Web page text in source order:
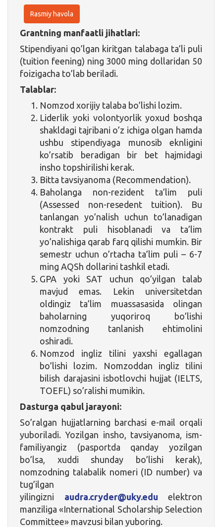
Rasmiy havola
Grantning manfaatli jihatlari:
Stipendiyani qo’lgan kiritgan talabaga ta’li puli
(tuition feening) ning 3000 ming dollaridan 50
foizigacha to’lab beriladi.
Talablar:
Nomzod xorijiy talaba bo’lishi lozim.
Liderlik yoki volontyorlik yoxud boshqa
shakldagi tajribani o’z ichiga olgan hamda
ushbu stipendiyaga munosib eknligini
ko’rsatib beradigan bir bet hajmidagi
insho topshirilishi kerak.
Bitta tavsiyanoma (Recommendation).
Baholanga non-rezident ta’lim puli
(Assessed non-resedent tuition). Bu
tanlangan yo’nalish uchun to’lanadigan
kontrakt puli hisoblanadi va ta’lim
yo’nalishiga qarab farq qilishi mumkin. Bir
semestr uchun o’rtacha ta’lim puli – 6-7
ming AQSh dollarini tashkil etadi.
GPA yoki SAT uchun qo’yilgan talab
mavjud emas. Lekin universitetdan
oldingiz ta’lim muassasasida olingan
baholarning yuqoriroq bo’lishi
nomzodning tanlanish ehtimolini
oshiradi.
Nomzod ingliz tilini yaxshi egallagan
bo’lishi lozim. Nomzoddan ingliz tilini
bilish darajasini isbotlovchi hujjat (IELTS,
TOEFL) so’ralishi mumikin.
Dasturga qabul jarayoni:
So’ralgan hujjatlarning barchasi e-mail orqali
yuboriladi. Yozilgan insho, tavsiyanoma, ism-
familiyangiz (pasportda qanday yozilgan
bo’lsa, xuddi shunday bo’lishi kerak),
nomzodning talabalik nomeri (ID number) va
tug’ilgan
yilingizni audra.cryder@uky.edu
elektron
manziliga «International Scholarship Selection
Committee» mavzusi bilan yuboring.